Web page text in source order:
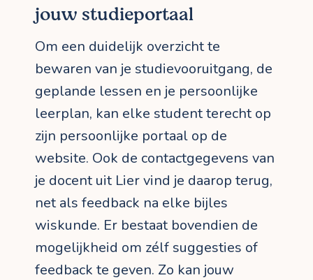
jouw studieportaal
Om een duidelijk overzicht te
bewaren van je studievooruitgang, de
geplande lessen en je persoonlijke
leerplan, kan elke student terecht op
zijn persoonlijke portaal op de
website. Ook de contactgegevens van
je docent uit Lier vind je daarop terug,
net als feedback na elke bijles
wiskunde. Er bestaat bovendien de
mogelijkheid om zélf suggesties of
feedback te geven. Zo kan jouw